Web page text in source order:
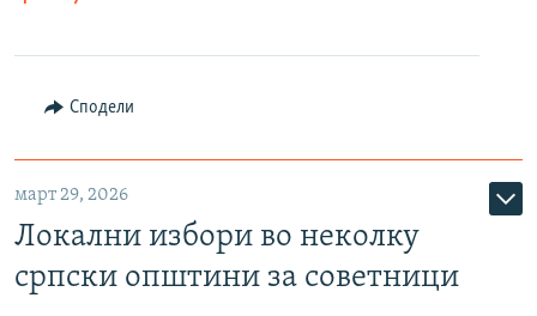
Сподели
март 29, 2026
Локални избори во неколку
српски општини за советници